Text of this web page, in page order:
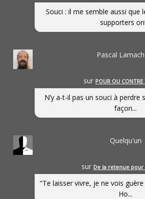
Souci : il me semble aussi que
supporters
Pascal
sur POUR OU CONTRE
N’y a-t-il pas un souci à perdre
façon...
Quelqu'un
sur De la retenue pour
"Te laisser vivre, je ne vois
Ho...